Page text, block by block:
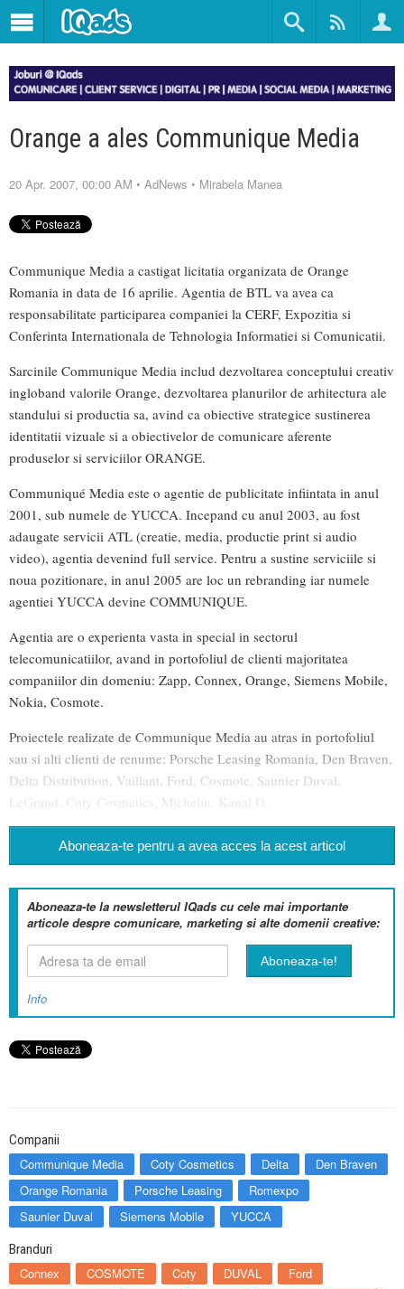
Orange a ales Communique Media
20 Apr. 2007, 00:00 AM • AdNews • Mirabela Manea
Communique Media a castigat licitatia organizata de Orange
Romania in data de 16 aprilie. Agentia de BTL va avea ca
responsabilitate participarea companiei la CERF, Expozitia si
Conferinta Internationala de Tehnologia Informatiei si Comunicatii.
Sarcinile Communique Media includ dezvoltarea conceptului creativ
ingloband valorile Orange, dezvoltarea planurilor de arhitectura ale
standului si productia sa, avind ca obiective strategice sustinerea
identitatii vizuale si a obiectivelor de comunicare aferente
produselor si serviciilor ORANGE.
Communiqué Media este o agentie de publicitate infiintata in anul
2001, sub numele de YUCCA. Incepand cu anul 2003, au fost
adaugate servicii ATL (creatie, media, productie print si audio
video), agentia devenind full service. Pentru a sustine serviciile si
noua pozitionare, in anul 2005 are loc un rebranding iar numele
agentiei YUCCA devine COMMUNIQUE.
Agentia are o experienta vasta in special in sectorul
telecomunicatiilor, avand in portofoliul de clienti majoritatea
companiilor din domeniu: Zapp, Connex, Orange, Siemens Mobile,
Nokia, Cosmote.
Proiectele realizate de Communique Media au atras in portofoliul
sau si alti clienti de renume: Porsche Leasing Romania, Den Braven,
Delta Distribution, Vaillant, Ford, Cosmote, Saunier Duval,
LeGrand, Coty Cosmetics, Michelin, Kanal D.
Aboneaza-te pentru a avea acces la acest articol
Aboneaza-te la newsletterul IQads cu cele mai importante
articole despre comunicare, marketing si alte domenii creative:
Info
Companii
Communique Media Coty Cosmetics Delta
Den Braven
Orange Romania
Porsche Leasing
Romexpo
Saunier Duval
Siemens Mobile YUCCA
Branduri
Connex COSMOTE Coty DUVAL
Ford